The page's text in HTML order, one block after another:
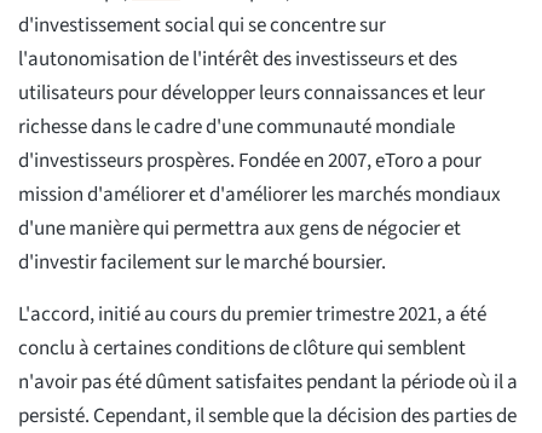
d'investissement social qui se concentre sur
l'autonomisation de l'intérêt des investisseurs et des
utilisateurs pour développer leurs connaissances et leur
richesse dans le cadre d'une communauté mondiale
d'investisseurs prospères. Fondée en 2007, eToro a pour
mission d'améliorer et d'améliorer les marchés mondiaux
d'une manière qui permettra aux gens de négocier et
d'investir facilement sur le marché boursier.
L'accord, initié au cours du premier trimestre 2021, a été
conclu à certaines conditions de clôture qui semblent
n'avoir pas été dûment satisfaites pendant la période où il a
persisté. Cependant, il semble que la décision des parties de